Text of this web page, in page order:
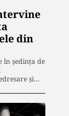
din
în ședința de
și…